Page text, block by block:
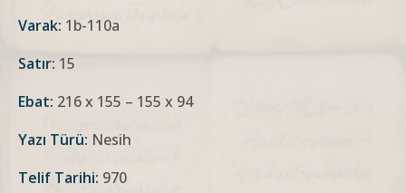
Varak: 1b-110a
Satır: 15
Ebat: 216 x 155 – 155 x 94
Yazı Türü: Nesih
Telif Tarihi: 970